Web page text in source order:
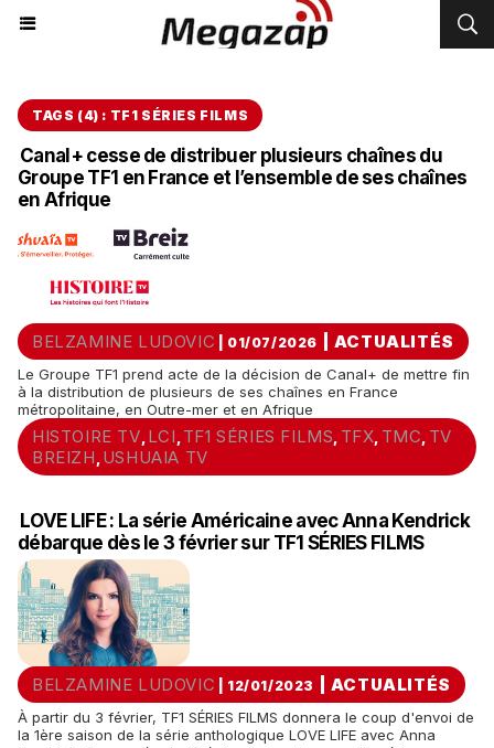
TAGS (4) : TF1 SÉRIES FILMS
Canal+ cesse de distribuer plusieurs chaînes du
Groupe TF1 en France et l’ensemble de ses chaînes
en Afrique
BELZAMINE LUDOVIC | 01/07/2026 ACTUALITÉS
Le Groupe TF1 prend acte de la décision de Canal+ de mettre fin
à la distribution de plusieurs de ses chaînes en France
métropolitaine, en Outre-mer et en Afrique
HISTOIRE TV LCI TF1 SÉRIES FILMS TFX TMC TV
BREIZH USHUAIA TV
LOVE LIFE : La série Américaine avec Anna Kendrick
débarque dès le 3 février sur TF1 SÉRIES FILMS
BELZAMINE LUDOVIC | 12/01/2023 ACTUALITÉS
À partir du 3 février, TF1 SÉRIES FILMS donnera le coup d'envoi de
la 1ère saison de la série anthologique LOVE LIFE avec Anna